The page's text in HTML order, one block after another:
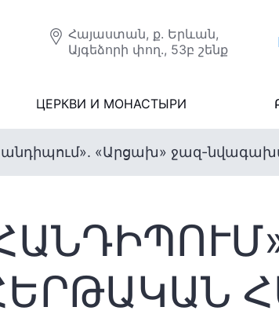
Հայաստան, ք. Երևան,
Այգեձորի փող., 53բ շենք
ЦЕРКВИ И МОНАСТЫРИ
«Արցախ» ջազ-